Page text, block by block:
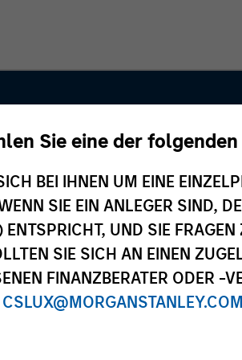
Sie eine der
BEI IHNEN UM EINE
SIE EIN ANLEGER SIND,
ENTSPRICHT, UND SIE
SIE SICH AN EINEN
FINANZBERATER ODER -
Futures
Funds